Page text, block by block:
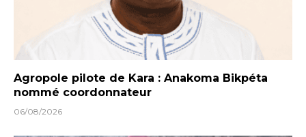
Agropole pilote de Kara : Anakoma Bikpéta
nommé coordonnateur
06/08/2026